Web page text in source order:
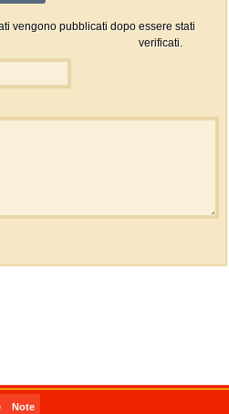
vengono pubblicati dopo essere stati
verificati.
Note